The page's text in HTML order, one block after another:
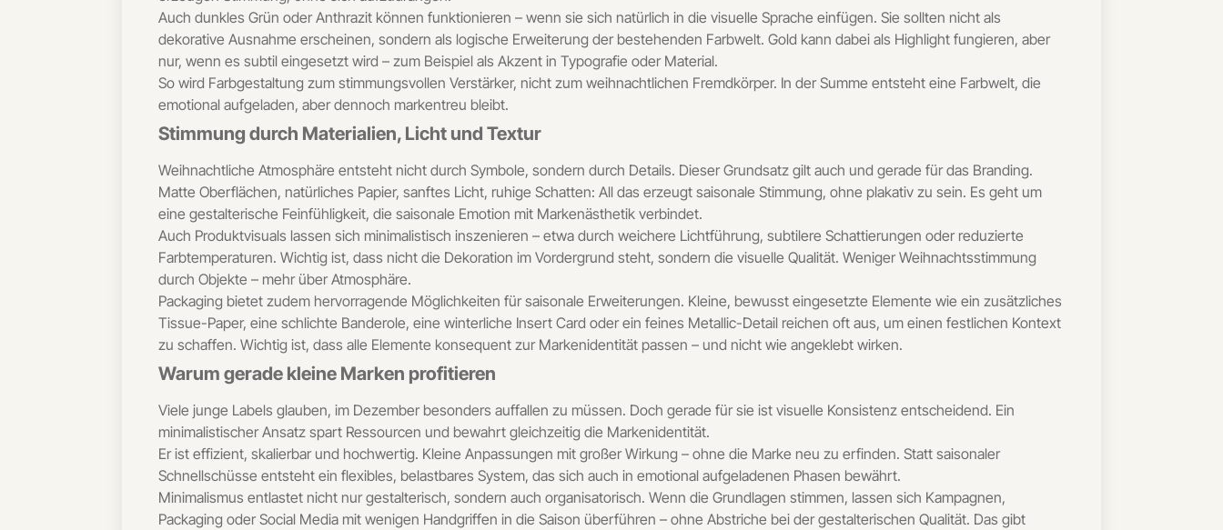
Auch dunkles Grün oder Anthrazit können funktionieren – wenn sie sich natürlich in die visuelle Sprache einfügen. Sie sollten nicht als
dekorative Ausnahme erscheinen, sondern als logische Erweiterung der bestehenden Farbwelt. Gold kann dabei als Highlight fungieren, aber
nur, wenn es subtil eingesetzt wird – zum Beispiel als Akzent in Typografie oder Material.
So wird Farbgestaltung zum stimmungsvollen Verstärker, nicht zum weihnachtlichen Fremdkörper. In der Summe entsteht eine Farbwelt, die
emotional aufgeladen, aber dennoch markentreu bleibt.
Stimmung durch Materialien, Licht und Textur
Weihnachtliche Atmosphäre entsteht nicht durch Symbole, sondern durch Details. Dieser Grundsatz gilt auch und gerade für das Branding.
Matte Oberflächen, natürliches Papier, sanftes Licht, ruhige Schatten: All das erzeugt saisonale Stimmung, ohne plakativ zu sein. Es geht um
eine gestalterische Feinfühligkeit, die saisonale Emotion mit Markenästhetik verbindet.
Auch Produktvisuals lassen sich minimalistisch inszenieren – etwa durch weichere Lichtführung, subtilere Schattierungen oder reduzierte
Farbtemperaturen. Wichtig ist, dass nicht die Dekoration im Vordergrund steht, sondern die visuelle Qualität. Weniger Weihnachtsstimmung
durch Objekte – mehr über Atmosphäre.
Packaging bietet zudem hervorragende Möglichkeiten für saisonale Erweiterungen. Kleine, bewusst eingesetzte Elemente wie ein zusätzliches
Tissue-Paper, eine schlichte Banderole, eine winterliche Insert Card oder ein feines Metallic-Detail reichen oft aus, um einen festlichen Kontext
zu schaffen. Wichtig ist, dass alle Elemente konsequent zur Markenidentität passen – und nicht wie angeklebt wirken.
Warum gerade kleine Marken profitieren
Viele junge Labels glauben, im Dezember besonders auffallen zu müssen. Doch gerade für sie ist visuelle Konsistenz entscheidend. Ein
minimalistischer Ansatz spart Ressourcen und bewahrt gleichzeitig die Markenidentität.
Er ist effizient, skalierbar und hochwertig. Kleine Anpassungen mit großer Wirkung – ohne die Marke neu zu erfinden. Statt saisonaler
Schnellschüsse entsteht ein flexibles, belastbares System, das sich auch in emotional aufgeladenen Phasen bewährt.
Minimalismus entlastet nicht nur gestalterisch, sondern auch organisatorisch. Wenn die Grundlagen stimmen, lassen sich Kampagnen,
Packaging oder Social Media mit wenigen Handgriffen in die Saison überführen – ohne Abstriche bei der gestalterischen Qualität. Das gibt